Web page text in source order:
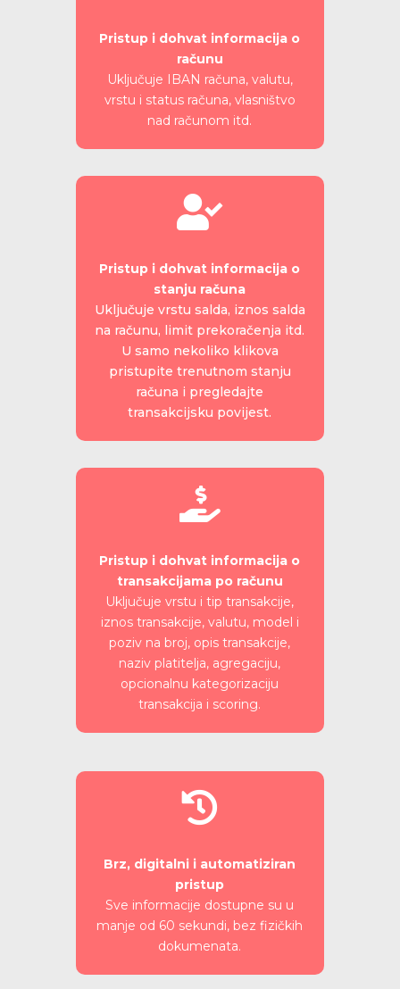
Pristup i dohvat informacija o
računu
Uključuje IBAN računa, valutu,
vrstu i status računa, vlasništvo
nad računom itd.

Pristup i dohvat informacija o
stanju računa
Uključuje vrstu salda, iznos salda
na računu, limit prekoračenja itd.
U samo nekoliko klikova
pristupite trenutnom stanju
računa i pregledajte
transakcijsku povijest.

Pristup i dohvat informacija o
transakcijama po računu
Uključuje vrstu i tip transakcije,
iznos transakcije, valutu, model i
poziv na broj, opis transakcije,
naziv platitelja, agregaciju,
opcionalnu kategorizaciju
transakcija i scoring.

Brz, digitalni i automatiziran
pristup
Sve informacije dostupne su u
manje od 60 sekundi, bez fizičkih
dokumenata.